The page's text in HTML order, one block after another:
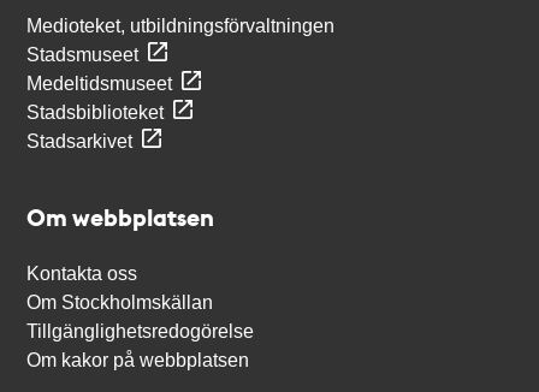
Medioteket, utbildningsförvaltningen
Stadsmuseet
Medeltidsmuseet
Stadsbiblioteket
Stadsarkivet
Om webbplatsen
Kontakta oss
Om Stockholmskällan
Tillgänglighetsredogörelse
Om kakor på webbplatsen